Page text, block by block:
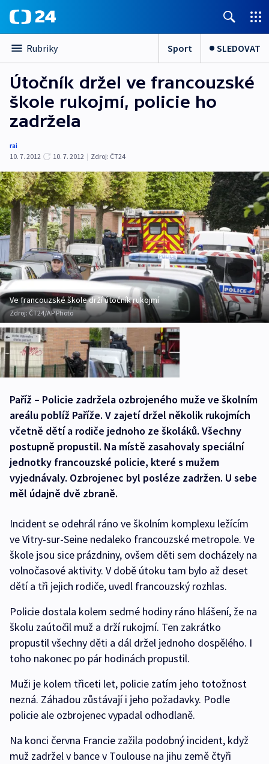
Rubriky Sport SLEDOVAT
Útočník držel ve francouzské
škole rukojmí, policie ho
zadržela
rai
10. 7. 2012
10. 7. 2012 | Zdroj: ČT24
Ve francouzské škole drží útočník rukojmí
Zdroj:ČT24/AP Photo
Paříž – Policie zadržela ozbrojeného muže ve školním
areálu poblíž Paříže. V zajetí držel několik rukojmích
včetně dětí a rodiče jednoho ze školáků. Všechny
postupně propustil. Na místě zasahovaly speciální
jednotky francouzské policie, které s mužem
vyjednávaly. Ozbrojenec byl posléze zadržen. U sebe
měl údajně dvě zbraně.
Incident se odehrál ráno ve školním komplexu ležícím
ve Vitry-sur-Seine nedaleko francouzské metropole. Ve
škole jsou sice prázdniny, ovšem děti sem docházely na
volnočasové aktivity. V době útoku tam bylo až deset
dětí a tři jejich rodiče, uvedl francouzský rozhlas.
Policie dostala kolem sedmé hodiny ráno hlášení, že na
školu zaútočil muž a drží rukojmí. Ten zakrátko
propustil všechny děti a dál držel jednoho dospělého. I
toho nakonec po pár hodinách propustil.
Muži je kolem třiceti let, policie zatím jeho totožnost
nezná. Záhadou zůstávají i jeho požadavky. Podle
policie ale ozbrojenec vypadal odhodlaně.
Na konci června Francie zažila podobný incident, když
muž zadržel v bance v Toulouse na jihu země čtyři